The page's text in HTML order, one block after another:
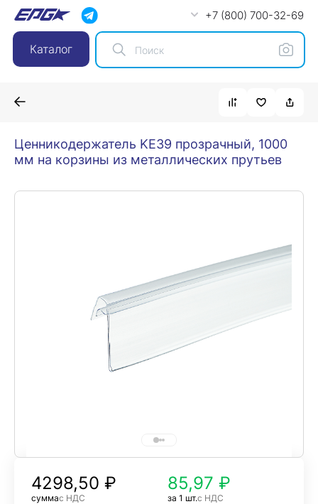
+7 (800) 700-32-69
Каталог
Ценникодержатель KE39 прозрачный, 1000
мм на корзины из металлических прутьев
4298,50 ₽
суммас НДС
85,97 ₽
за 1 шт.с НДС